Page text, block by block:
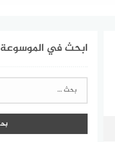
ابحث في الموسوعة
البحث